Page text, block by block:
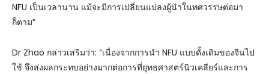
NFU เป็นเวลานาน แม้จะมีการเปลี่ยนแปลงผู้นำในทศวรรษต่อมา
ก็ตาม”
Dr Zhao กล่าวเสริมว่า: “เนื่องจากการนำ NFU แบบดั้งเดิมของจีนไป
ใช้ จึงส่งผลกระทบอย่างมากต่อการที่ยุทธศาสตร์นิวเคลียร์และการ